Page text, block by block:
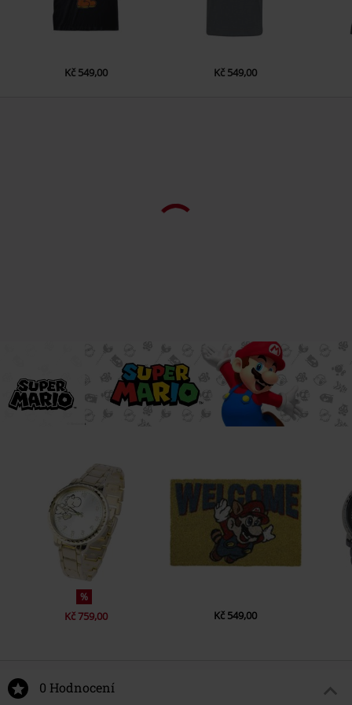
Kč 549,00 Kč 549,00
%
Kč 759,00 Kč 549,00
0 Hodnocení